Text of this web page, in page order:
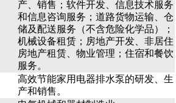
产、销售；软件开发、信息技术服务
和信息咨询服务；道路货物运输、仓
储及配送服务（不含危险化学品）；
机械设备租赁；房地产开发、非居住
房地产租赁、物业管理；住宿和餐饮
服务。
高效节能家用电器排水泵的研发、生
产和销售。